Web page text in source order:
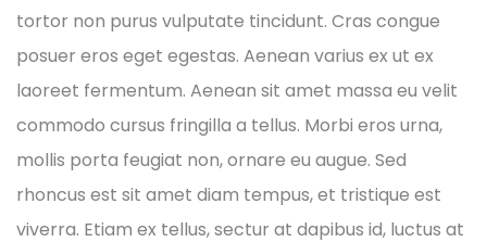
tortor non purus vulputate tincidunt. Cras congue
posuer eros eget egestas. Aenean varius ex ut ex
laoreet fermentum. Aenean sit amet massa eu velit
commodo cursus fringilla a tellus. Morbi eros urna,
mollis porta feugiat non, ornare eu augue. Sed
rhoncus est sit amet diam tempus, et tristique est
viverra. Etiam ex tellus, sectur at dapibus id, luctus at